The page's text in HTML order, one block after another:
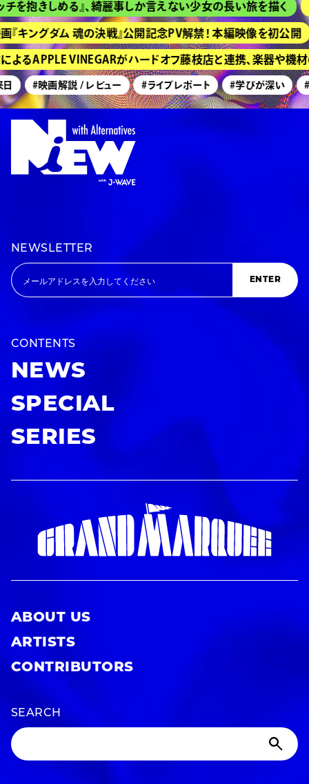
抱きしめる』、綺麗事しか言えない少女の長い旅を描く
ングダム 魂の決戦』公開記念PV解禁！ 本編映像を初公開
るAPPLE VINEGARがハードオフ藤枝店と連携、楽器や機材
#映画解説 / レビュー #ライブレポート #学びが深い #
NEWSLETTER
ENTER
CONTENTS
NEWS
SPECIAL
SERIES
ABOUT US
ARTISTS
CONTRIBUTORS
SEARCH